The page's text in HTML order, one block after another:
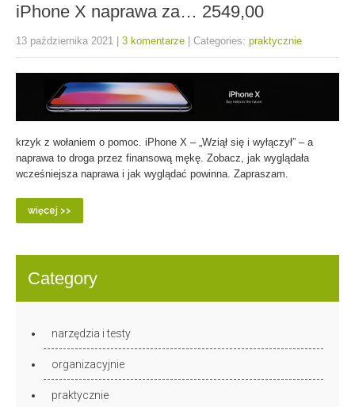
iPhone X naprawa za… 2549,00
13 października 2021 | 3 komentarze | Categories: praktycznie
krzyk z wołaniem o pomoc. iPhone X – „Wziął się i wyłączył” – a
naprawa to droga przez finansową mękę. Zobacz, jak wyglądała
wcześniejsza naprawa i jak wyglądać powinna. Zapraszam.
więcej >>
Category
narzędzia i testy
organizacyjnie
praktycznie